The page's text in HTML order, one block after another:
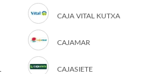
CAJA VITAL KUTXA
CAJAMAR
CAJASIETE